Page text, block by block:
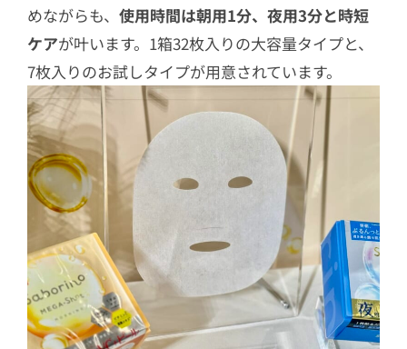
めながらも、 使用時間は朝用1分、夜用3分と時短
ケアが叶います。1箱32枚入りの大容量タイプと、
7枚入りのお試しタイプが用意されています。